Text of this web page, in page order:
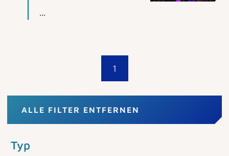
...
1
ALLE FILTER ENTFERNEN
Typ